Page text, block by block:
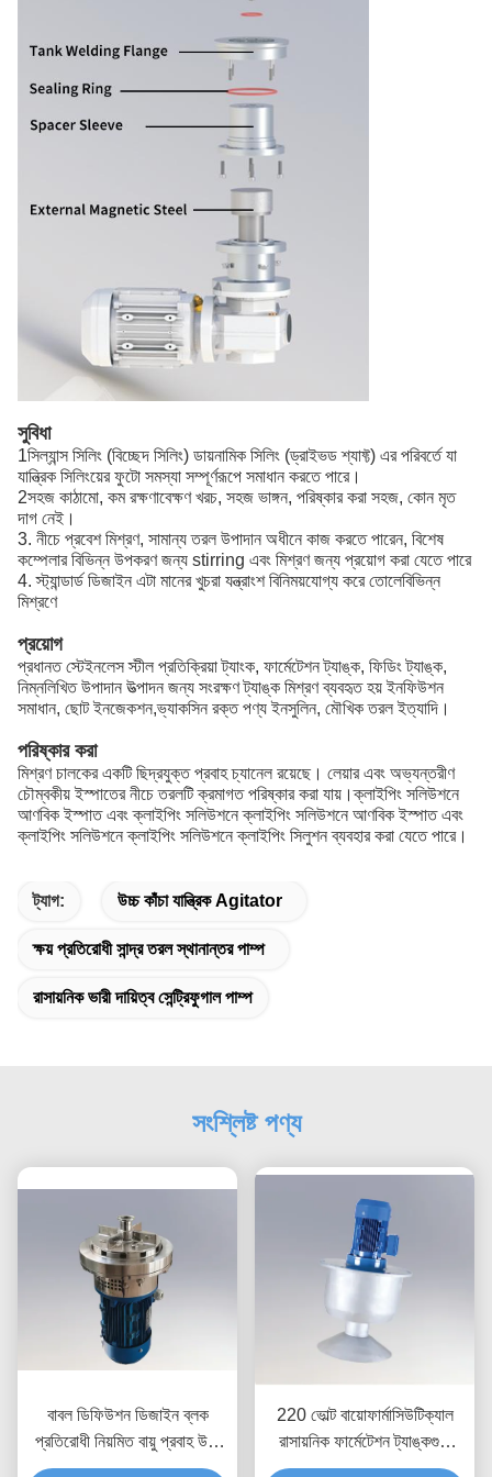
সুবিধা
1সিল্যান্স সিলিং (বিচ্ছেদ সিলিং) ডায়নামিক সিলিং (ড্রাইভড শ্যাফ্ট) এর পরিবর্তে যা
যান্ত্রিক সিলিংয়ের ফুটো সমস্যা সম্পূর্ণরূপে সমাধান করতে পারে।
2সহজ কাঠামো, কম রক্ষণাবেক্ষণ খরচ, সহজ ভাঙ্গন, পরিষ্কার করা সহজ, কোন মৃত
দাগ নেই।
3. নীচে প্রবেশ মিশ্রণ, সামান্য তরল উপাদান অধীনে কাজ করতে পারেন, বিশেষ
কম্পেলার বিভিন্ন উপকরণ জন্য stirring এবং মিশ্রণ জন্য প্রয়োগ করা যেতে পারে
4. স্ট্যান্ডার্ড ডিজাইন এটা মানের খুচরা যন্ত্রাংশ বিনিময়যোগ্য করে তোলেবিভিন্ন
মিশ্রণে
প্রয়োগ
প্রধানত স্টেইনলেস স্টীল প্রতিক্রিয়া ট্যাংক, ফার্মেটেশন ট্যাঙ্ক, ফিডিং ট্যাঙ্ক,
নিম্নলিখিত উপাদান উত্পাদন জন্য সংরক্ষণ ট্যাঙ্ক মিশ্রণ ব্যবহৃত হয় ইনফিউশন
সমাধান, ছোট ইনজেকশন,ভ্যাকসিন রক্ত পণ্য ইনসুলিন, মৌখিক তরল ইত্যাদি।
পরিষ্কার করা
মিশ্রণ চালকের একটি ছিদ্রযুক্ত প্রবাহ চ্যানেল রয়েছে। লেয়ার এবং অভ্যন্তরীণ
চৌম্বকীয় ইস্পাতের নীচে তরলটি ক্রমাগত পরিষ্কার করা যায়।ক্লাইপিং সলিউশনে
আণবিক ইস্পাত এবং ক্লাইপিং সলিউশনে ক্লাইপিং সলিউশনে আণবিক ইস্পাত এবং
ক্লাইপিং সলিউশনে ক্লাইপিং সলিউশনে ক্লাইপিং সিলুশন ব্যবহার করা যেতে পারে।
ট্যাগ: উচ্চ কাঁচা যান্ত্রিক Agitator
ক্ষয় প্রতিরোধী সান্দ্র তরল স্থানান্তর পাম্প
রাসায়নিক ভারী দায়িত্ব সেন্ট্রিফুগাল পাম্প
সংশ্লিষ্ট পণ্য
বাবল ডিফিউশন ডিজাইন ব্লক
প্রতিরোধী নিয়মিত বায়ু প্রবাহ উচ্চ
দক্ষতা নীচে মাউন্ট করা এয়ারেটর পৌর
220 ভোল্ট বায়োফার্মাসিউটিক্যাল
রাসায়নিক ফার্মেটেশন ট্যাঙ্কগুলি
গ্যাস তরল বিভাজন এবং Tail গ্যাস